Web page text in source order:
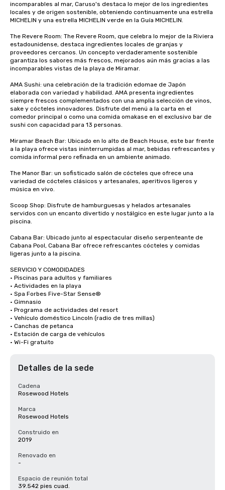
incomparables al mar, Caruso's destaca lo mejor de los ingredientes
locales y de origen sostenible, obteniendo continuamente una estrella
MICHELIN y una estrella MICHELIN verde en la Guía MICHELIN.
The Revere Room: The Revere Room, que celebra lo mejor de la Riviera
estadounidense, destaca ingredientes locales de granjas y
proveedores cercanos. Un concepto verdaderamente sostenible
garantiza los sabores más frescos, mejorados aún más gracias a las
incomparables vistas de la playa de Miramar.
AMA Sushi: una celebración de la tradición edomae de Japón
elaborada con variedad y habilidad. AMA presenta ingredientes
siempre frescos complementados con una amplia selección de vinos,
sake y cócteles innovadores. Disfrute del menú a la carta en el
comedor principal o como una comida omakase en el exclusivo bar de
sushi con capacidad para 13 personas.
Miramar Beach Bar: Ubicado en lo alto de Beach House, este bar frente
a la playa ofrece vistas ininterrumpidas al mar, bebidas refrescantes y
comida informal pero refinada en un ambiente animado.
The Manor Bar: un sofisticado salón de cócteles que ofrece una
variedad de cócteles clásicos y artesanales, aperitivos ligeros y
música en vivo.
Scoop Shop: Disfrute de hamburguesas y helados artesanales
servidos con un encanto divertido y nostálgico en este lugar junto a la
piscina.
Cabana Bar: Ubicado junto al espectacular diseño serpenteante de
Cabana Pool, Cabana Bar ofrece refrescantes cócteles y comidas
ligeras junto a la piscina.
SERVICIO Y COMODIDADES
· Piscinas para adultos y familiares
· Actividades en la playa
· Spa Forbes Five-Star Sense®
· Gimnasio
· Programa de actividades del resort
· Vehículo doméstico Lincoln (radio de tres millas)
· Canchas de petanca
· Estación de carga de vehículos
· Wi-Fi gratuito
Detalles de la sede
Cadena
Rosewood Hotels
Marca
Rosewood Hotels
Construido en
2019
Renovado en
-
Espacio de reunión total
39.542 pies cuad.